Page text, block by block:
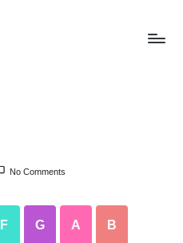
No Comments
F G A B